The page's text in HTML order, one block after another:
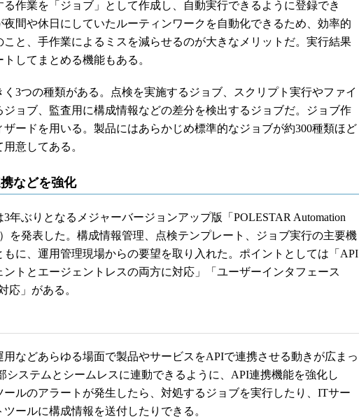
作業を「ジョブ」として作成し、自動実行できるように登録でき
夜間や休日にしていたルーティンワークを自動化できるため、効率的
こと、手作業によるミスを減らせるのが大きなメリットだ。実行結果
してまとめる機能もある。
3つの種類がある。点検を実施するジョブ、スクリプト実行やファイ
ジョブ、監査用に構成情報などの差分を検出するジョブだ。ジョブ作
ザードを用いる。製品にはあらかじめ標準的なジョブが約300種類ほど
意してある。
などを強化
年ぶりとなるメジャーバージョンアップ版「POLESTAR Automation
を発表した。構成情報管理、点検テンプレート、ジョブ実行の主要機
もに、運用管理現場からの要望を取り入れた。ポイントとしては「API
トとエージェントレスの両方に対応」「ユーザーインタフェース
応」がある。
などあらゆる場面で製品やサービスをAPIで連携させる動きが広まっ
システムとシームレスに連動できるように、API連携機能を強化し
ールのアラートが発生したら、対処するジョブを実行したり、ITサー
ールに構成情報を送付したりできる。